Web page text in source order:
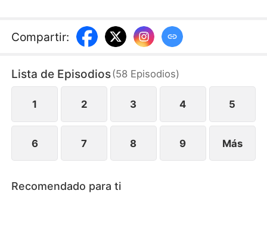
negocio familiar, se ve obligada a casarse con
Hugui, quien ha cambiado su nombre a César. En el
comerciales, César sigue obsesionado con la
desaparecida Rita, mientras mantiene una fría
distancia con Ana.
Compartir:
Lista de Episodios(58 Episodios)
1 2 3 4 5
6 7 8 9 Más
Recomendado para ti